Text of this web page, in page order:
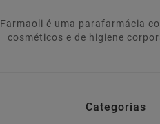
Farmaoli é uma parafarmácia
cosméticos e de higiene
Categorias